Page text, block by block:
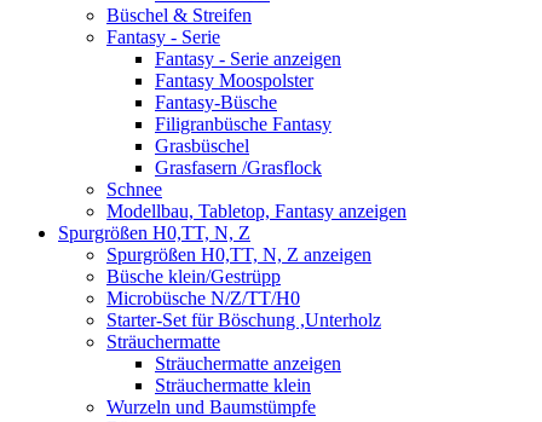
Büschel & Streifen
Fantasy - Serie
Fantasy - Serie anzeigen
Fantasy Moospolster
Fantasy-Büsche
Filigranbüsche Fantasy
Grasbüschel
Grasfasern /Grasflock
Schnee
Modellbau, Tabletop, Fantasy anzeigen
Spurgrößen H0,TT, N, Z
Spurgrößen H0,TT, N, Z anzeigen
Büsche klein/Gestrüpp
Microbüsche N/Z/TT/H0
Starter-Set für Böschung ,Unterholz
Sträuchermatte
Sträuchermatte anzeigen
Sträuchermatte klein
Wurzeln und Baumstümpfe